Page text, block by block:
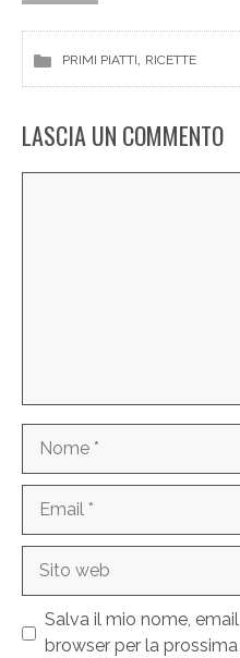
PRIMI PIATTI, RICETTE
LASCIA UN COMMENTO
Salva il mio nome,
browser per la